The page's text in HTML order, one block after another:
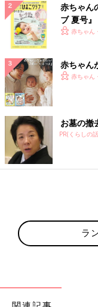
赤ちゃん
ブ 夏号
く！ お
赤ちゃん
赤ちゃん
赤ちゃん
お墓の撤
PR(くらしの
ラ